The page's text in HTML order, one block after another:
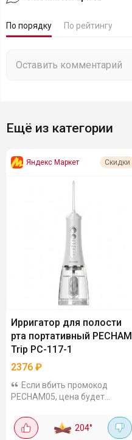
По порядку По рейтингу
Ещё из категории
Яндекс Маркет Скидки
Ирригатор для полости
рта портативный PECHAM
Trip PC-117-1
2376 ₽
Если вбить промокод
PECHAM05, цена будет
портативный. Это не тот
здоровый агрегат, который
204°